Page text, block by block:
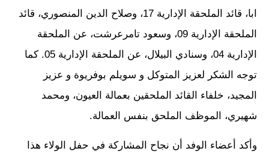
ابا، قائد الملحقة الإدارية 17، وصلاح الدين المنصوري، قائد
الملحقة الإدارية 09، وسعود تامرعرشت، عن الملحقة
الإدارية 04، وسنادي البيلال، عن الملحقة الإدارية 05. كما
توجه الشكر لعزيز المتوكل و سويلم بوفريوة و عزيز
المجيد، خلفاء القائد الملحقين بعمالة العيون، ومحمد
شهيري، الموظف الملحق بنفس العمالة.
وأكد أعضاء الوفد أن نجاح المشاركة في حفل الولاء هذا